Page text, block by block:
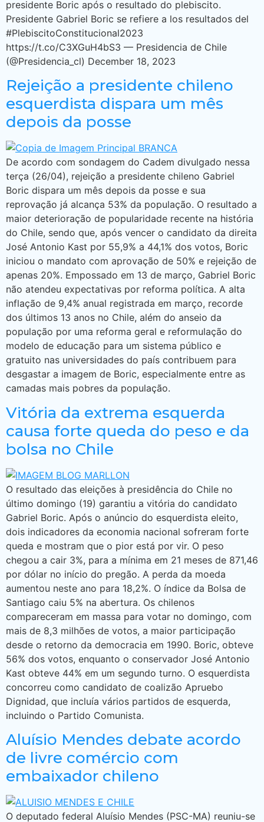
presidente Boric após o resultado do plebiscito.
Presidente Gabriel Boric se refiere a los resultados del
#PlebiscitoConstitucional2023
https://t.co/C3XGuH4bS3 — Presidencia de Chile
(@Presidencia_cl) December 18, 2023
Rejeição a presidente chileno
esquerdista dispara um mês
depois da posse
De acordo com sondagem do Cadem divulgado nessa
terça (26/04), rejeição a presidente chileno Gabriel
Boric dispara um mês depois da posse e sua
reprovação já alcança 53% da população. O resultado a
maior deterioração de popularidade recente na história
do Chile, sendo que, após vencer o candidato da direita
José Antonio Kast por 55,9% a 44,1% dos votos, Boric
iniciou o mandato com aprovação de 50% e rejeição de
apenas 20%. Empossado em 13 de março, Gabriel Boric
não atendeu expectativas por reforma política. A alta
inflação de 9,4% anual registrada em março, recorde
dos últimos 13 anos no Chile, além do anseio da
população por uma reforma geral e reformulação do
modelo de educação para um sistema público e
gratuito nas universidades do país contribuem para
desgastar a imagem de Boric, especialmente entre as
camadas mais pobres da população.
Vitória da extrema esquerda
causa forte queda do peso e da
bolsa no Chile
O resultado das eleições à presidência do Chile no
último domingo (19) garantiu a vitória do candidato
Gabriel Boric. Após o anúncio do esquerdista eleito,
dois indicadores da economia nacional sofreram forte
queda e mostram que o pior está por vir. O peso
chegou a cair 3%, para a mínima em 21 meses de 871,46
por dólar no início do pregão. A perda da moeda
aumentou neste ano para 18,2%. O índice da Bolsa de
Santiago caiu 5% na abertura. Os chilenos
compareceram em massa para votar no domingo, com
mais de 8,3 milhões de votos, a maior participação
desde o retorno da democracia em 1990. Boric, obteve
56% dos votos, enquanto o conservador José Antonio
Kast obteve 44% em um segundo turno. O esquerdista
concorreu como candidato de coalizão Apruebo
Dignidad, que incluía vários partidos de esquerda,
incluindo o Partido Comunista.
Aluísio Mendes debate acordo
de livre comércio com
embaixador chileno
O deputado federal Aluísio Mendes (PSC-MA) reuniu-se